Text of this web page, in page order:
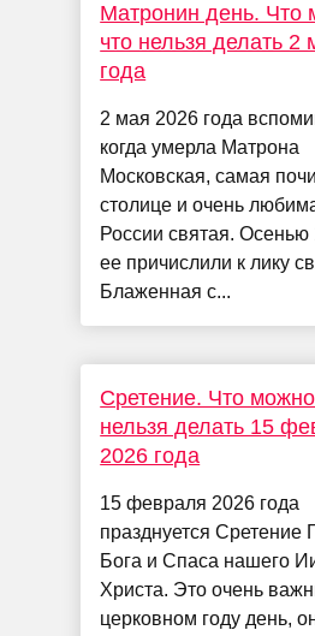
Матронин день. Что
что нельзя делать 2
года
2 мая 2026 года
когда умерла Матрона
Московская, самая
столице и очень
России святая. Осенью
ее причислили к лику
Блаженная с...
Сретение. Что
нельзя делать 15
2026 года
15 февраля 2026 года
празднуется Сретение
Бога и Спаса нашего
Христа. Это очень
церковном году день,